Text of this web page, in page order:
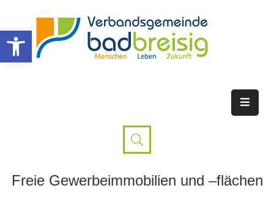
Werkzeugleiste öffnen
Freie Gewerbeimmobilien und –flächen